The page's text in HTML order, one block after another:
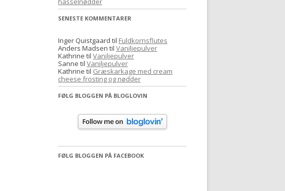
:
SENESTE KOMMENTARER
Inger Quistgaard til Fuldkornsflutes
Anders Madsen til Vaniljepulver
Kathrine til Vaniljepulver
Sanne til Vaniljepulver
Kathrine til Græskarkage med cream
cheese frosting og nødder
FØLG BLOGGEN PÅ BLOGLOVIN
FØLG BLOGGEN PÅ FACEBOOK